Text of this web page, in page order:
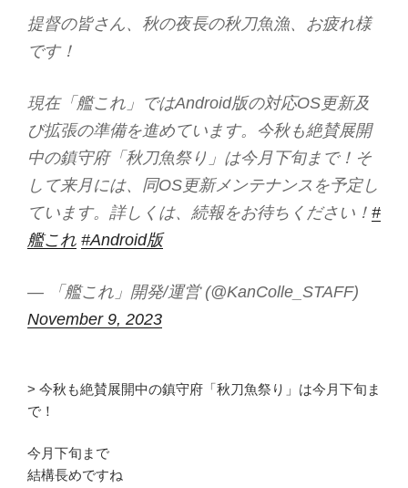
提督の皆さん、秋の夜長の秋刀魚漁、お疲れ様
です！
現在「艦これ」ではAndroid版の対応OS更新及
び拡張の準備を進めています。今秋も絶賛展開
中の鎮守府「秋刀魚祭り」は今月下旬まで！そ
して来月には、同OS更新メンテナンスを予定し
ています。詳しくは、続報をお待ちください！ #
艦これ #Android版
— 「艦これ」開発/運営 (@KanColle_STAFF)
November 9, 2023
> 今秋も絶賛展開中の鎮守府「秋刀魚祭り」は今月下旬ま
で！
今月下旬まで
結構長めですね